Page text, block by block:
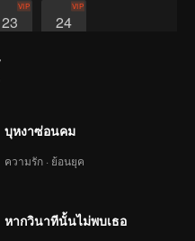
23
VIP
24
VIP
บุหงาซ่อนคม
ความรัก · ย้อนยุค
หากวินาทีนั้นไม่พบเธอ